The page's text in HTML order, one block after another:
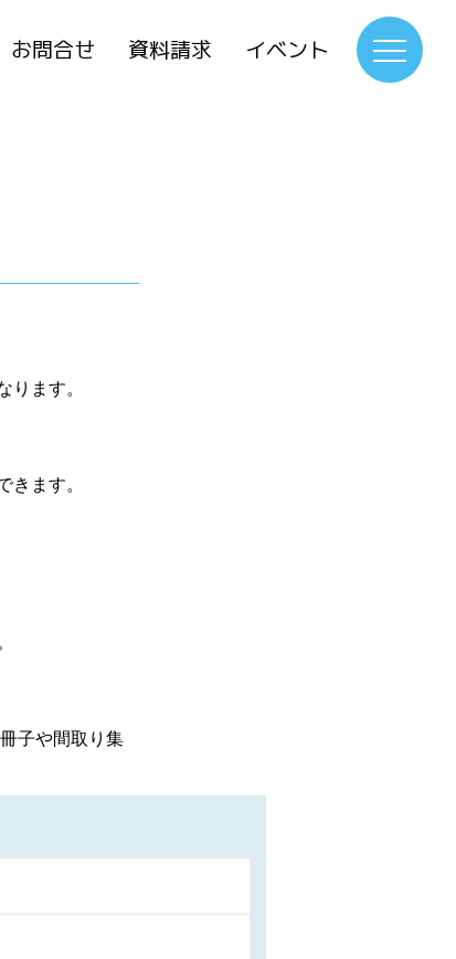
お問合せ 資料請求 イベント
ります。
きます。
子や間取り集